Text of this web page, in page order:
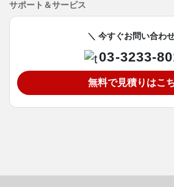
サポート＆サービス
＼ 今すぐお問い合わ
03-3233-
無料で見積りはこ